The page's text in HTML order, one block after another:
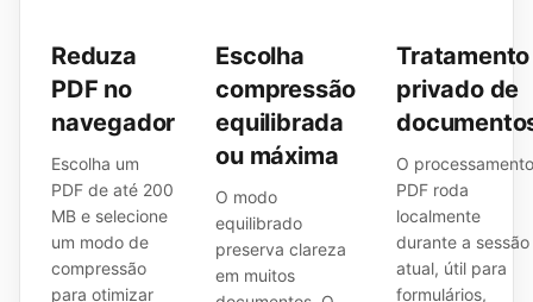
Reduza
PDF no
navegador
Escolha um
PDF de até 200
MB e selecione
um modo de
compressão
para otimizar
Escolha
compressão
equilibrada
ou máxima
O modo
equilibrado
preserva clareza
em muitos
Tratamento
privado de
O
PDF roda
localmente
durante a sessão
atual, útil para
formulários,